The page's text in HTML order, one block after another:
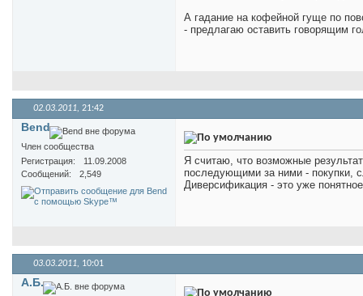
А гадание на кофейной гуще по
- предлагаю оставить говорящим
02.03.2011, 21:42
Bend
Член сообщества
Регистрация
11.09.2008
Сообщений
2,549
Я считаю, что возможные
последующими за ними - покупки,
Диверсификация - это уже
03.03.2011, 10:01
А.Б.